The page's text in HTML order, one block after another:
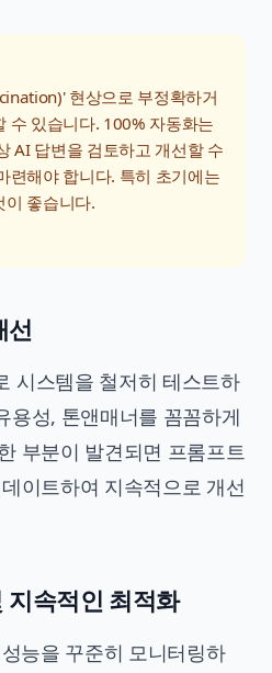
현상으로 부정확하거
수 있습니다. 100% 자동화는
AI 답변을 검토하고 개선할 수
련해야 합니다. 특히 초기에는
이 좋습니다.
선
시스템을 철저히 테스트하
용성, 톤앤매너를 꼼꼼하게
부분이 발견되면 프롬프트
이트하여 지속적으로 개선
속적인 최적화
능을 꾸준히 모니터링하